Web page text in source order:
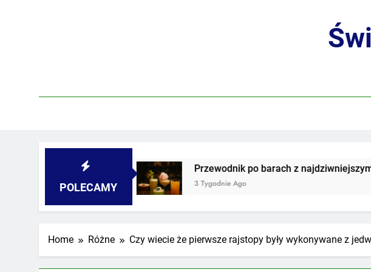
POLECAMY
i podwórkach Przewodnik po barach z najdziwniejszymi
3 Tygodnie Ago
Home Różne Czy wiecie że pierwsze rajstopy były wykonywane z